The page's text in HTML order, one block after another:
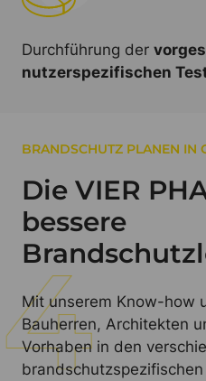
Durchführung der
nutzerspezifischen
BRANDSCHUTZ PLANEN IN
Die VIER
bessere
Mit unserem Know-how
Bauherren, Architekten
Vorhaben in den